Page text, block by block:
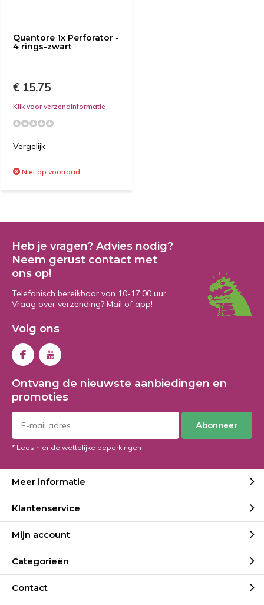
Quantore 1x Perforator -
4 rings-zwart
€ 15,75
Klik voor verzendinformatie
Vergelijk
Niet op voorraad
Heb je vragen? Advies nodig?
Neem gerust contact met
ons op!
Telefonisch bereikbaar van 10-17:00 uur.
Vraag over verzending? Mail of app!
Volg ons
Ontvang de nieuwste aanbiedingen en
promoties
Abonneer
* Lees hier de wettelijke beperkingen
Meer informatie
Klantenservice
Mijn account
Categorieën
Contact